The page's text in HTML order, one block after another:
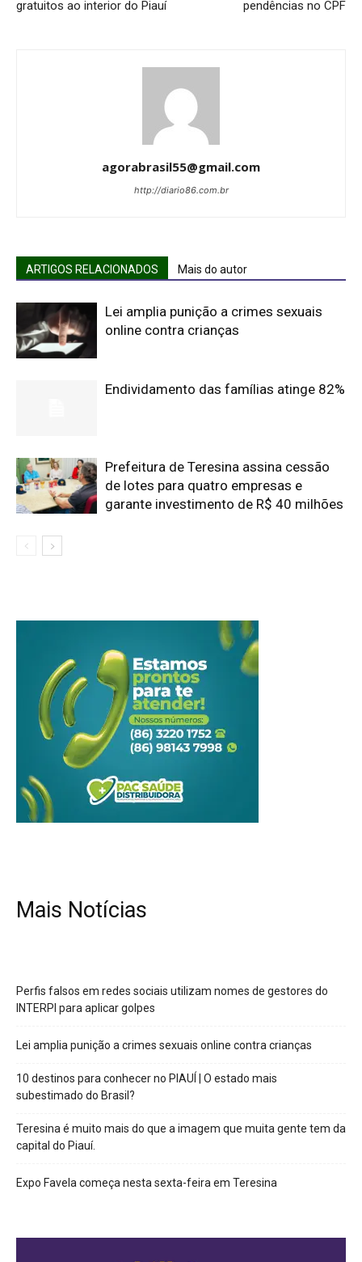
gratuitos ao interior do Piauí pendências no CPF
agorabrasil55@gmail.com
http://diario86.com.br
ARTIGOS RELACIONADOS Mais do autor
Lei amplia punição a crimes sexuais
online contra crianças
Endividamento das famílias atinge 82%
Prefeitura de Teresina assina cessão
de lotes para quatro empresas e
garante investimento de R$ 40 milhões
Mais Notícias
Perfis falsos em redes sociais utilizam nomes de gestores do
INTERPI para aplicar golpes
Lei amplia punição a crimes sexuais online contra crianças
10 destinos para conhecer no PIAUÍ | O estado mais
subestimado do Brasil?
Teresina é muito mais do que a imagem que muita gente tem da
capital do Piauí.
Expo Favela começa nesta sexta-feira em Teresina